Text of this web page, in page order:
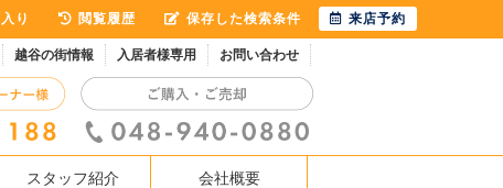
越谷の街情報 入居者様専用 お問い合わせ
スタッフ紹介 会社概要
り 閲覧履歴 保存した検索条件 来店予約